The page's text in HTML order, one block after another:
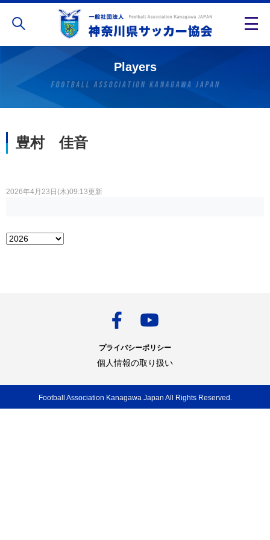
Players
豊村 佳音
2026年4月23日(木)09:13更新
プライバシーポリシー
個人情報の取り扱い
Football Association Kanagawa Japan All Rights Reserved.